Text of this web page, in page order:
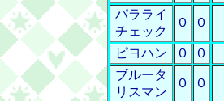
パラライ
チェック
０ ０
ピヨハン ０ ０
ブルータ
リスマン
０ ０